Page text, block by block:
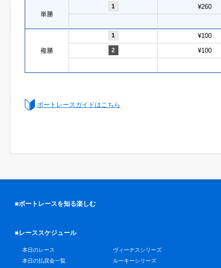
単勝
1 ¥260
複勝
1 ¥100
2 ¥100
ボートレースガイドはこちら
■ボートレースを知る楽しむ
■レーススケジュール
本日のレース
本日の払戻金一覧
ヴィーナスシリーズ
ルーキーシリーズ